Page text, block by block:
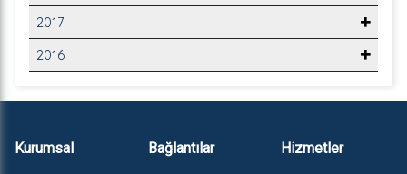
2017
2016
Kurumsal Bağlantılar Hizmetler